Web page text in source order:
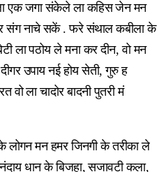
एक जगा संकेले ला कहिस जेन मन
संग नाचे सकें . फरे संथाल कबीला के
ला पठोय ले मना कर दीन, वो मन
उपाय नई होय सेती, गुरु ह
वो ला चादोर बादनी पुतरी मं
लोगन मन हमर जिनगी के तरीका ले
धान के बिजहा, सजावटी कला,